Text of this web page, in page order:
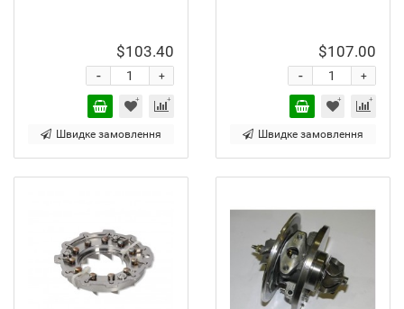
$103.40
+
-
Швидке замовлення
$107.00
+
-
Швидке замовлення